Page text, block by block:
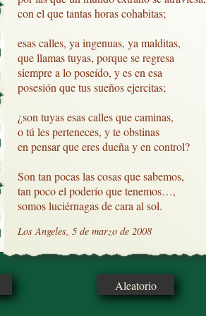
con el que tantas horas cohabitas;
esas calles, ya ingenuas, ya malditas,
que llamas tuyas, porque se regresa
siempre a lo poseído, y es en esa
posesión que tus sueños ejercitas;
¿son tuyas esas calles que caminas,
o tú les perteneces, y te obstinas
en pensar que eres dueña y en control?
Son tan pocas las cosas que sabemos,
tan poco el poderío que tenemos…,
somos luciérnagas de cara al sol.
Los Angeles, 5 de marzo de 2008
Aleatorio